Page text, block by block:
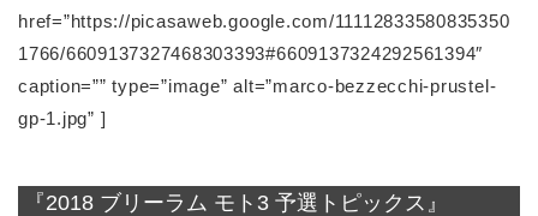
href=”https://picasaweb.google.com/11112833580835350
1766/6609137327468303393#6609137324292561394″
caption=”” type=”image” alt=”marco-bezzecchi-prustel-
gp-1.jpg” ]
『2018 ブリーラム モト3 予選トピックス』